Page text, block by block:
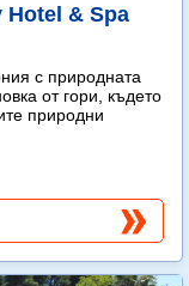
Hotel & Spa
с природната
от гори, където
природни